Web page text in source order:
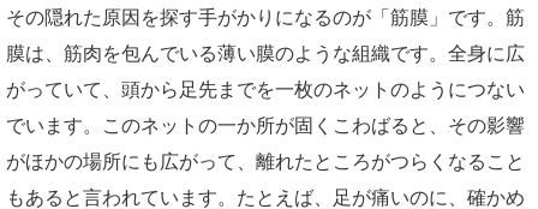
その隠れた原因を探す手がかりになるのが「筋膜」です。筋
膜は、筋肉を包んでいる薄い膜のような組織です。全身に広
がっていて、頭から足先までを一枚のネットのようにつない
でいます。このネットの一か所が固くこわばると、その影響
がほかの場所にも広がって、離れたところがつらくなること
もあると言われています。たとえば、足が痛いのに、確かめ